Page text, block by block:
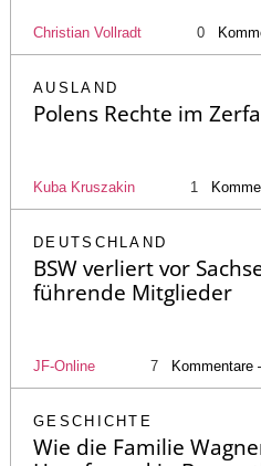
Christian Vollradt 0
AUSLAND
Polens Rechte im
Kuba Kruszakin 1
DEUTSCHLAND
BSW verliert vor
führende Mitglieder
JF-Online 7
GESCHICHTE
Wie die Familie